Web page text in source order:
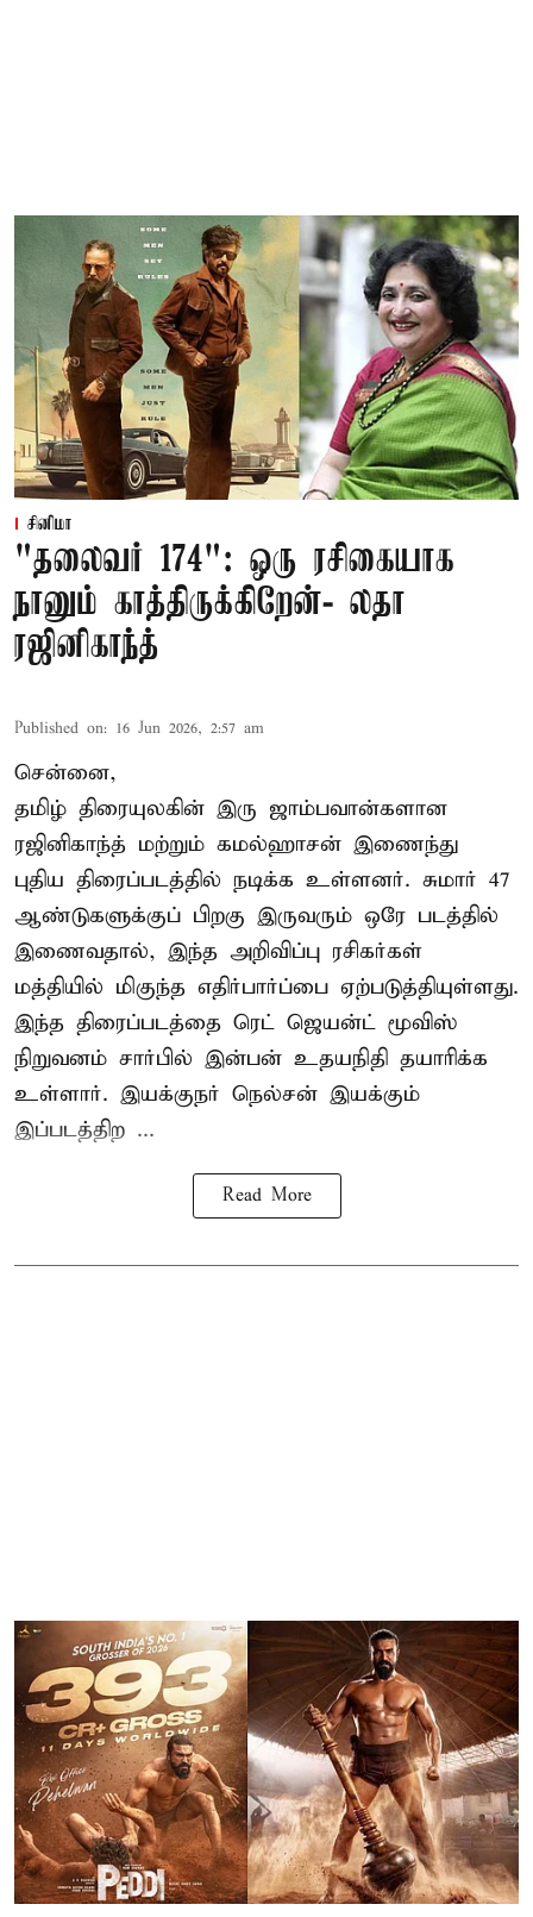
சினிமா
"தலைவர் 174": ஒரு ரசிகையாக
நானும் காத்திருக்கிறேன்- லதா
ரஜினிகாந்த்
Published on: 16 Jun 2026, 2:57 am
சென்னை,
தமிழ் திரையுலகின் இரு ஜாம்பவான்களான
ரஜினிகாந்த் மற்றும் கமல்ஹாசன் இணைந்து
புதிய திரைப்படத்தில் நடிக்க உள்ளனர். சுமார் 47
ஆண்டுகளுக்குப் பிறகு இருவரும் ஒரே படத்தில்
இணைவதால், இந்த அறிவிப்பு ரசிகர்கள்
மத்தியில் மிகுந்த எதிர்பார்ப்பை ஏற்படுத்தியுள்ளது.
இந்த திரைப்படத்தை ரெட் ஜெயன்ட் மூவிஸ்
நிறுவனம் சார்பில் இன்பன் உதயநிதி தயாரிக்க
உள்ளார். இயக்குநர் நெல்சன் இயக்கும்
இப்படத்திற ...
Read More